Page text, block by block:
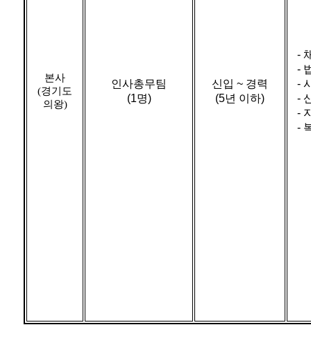
본사
(경기도
의왕)
인사총무팀
(1명)
신입 ~ 경력
(5년 이하)
-
-
-
-
-
-